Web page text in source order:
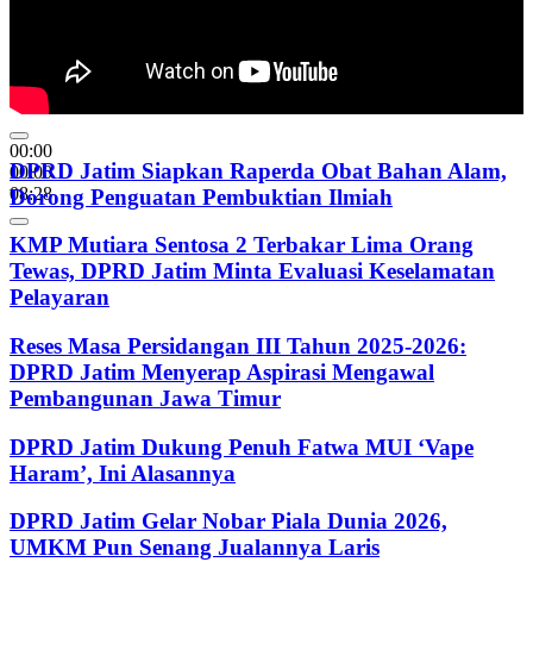
00:00
00:00
08:28
DPRD Jatim Siapkan Raperda Obat Bahan Alam,
Dorong Penguatan Pembuktian Ilmiah
KMP Mutiara Sentosa 2 Terbakar Lima Orang
Tewas, DPRD Jatim Minta Evaluasi Keselamatan
Pelayaran
Reses Masa Persidangan III Tahun 2025-2026:
DPRD Jatim Menyerap Aspirasi Mengawal
Pembangunan Jawa Timur
DPRD Jatim Dukung Penuh Fatwa MUI ‘Vape
Haram’, Ini Alasannya
DPRD Jatim Gelar Nobar Piala Dunia 2026,
UMKM Pun Senang Jualannya Laris